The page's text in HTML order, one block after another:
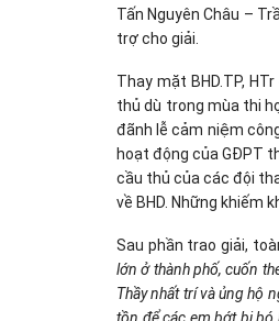
Tấn Nguyên Châu –
trợ cho giải.
Thay mặt BHD.TP,
thủ dù trong mùa thi
đãnh lễ cảm niệm
hoạt động của GĐPT
cầu thủ của các đội
về BHD. Những khiếm
Sau phần trao giải,
lớn ở thành phố, cuốn
Thầy nhất trí và ủng hộ